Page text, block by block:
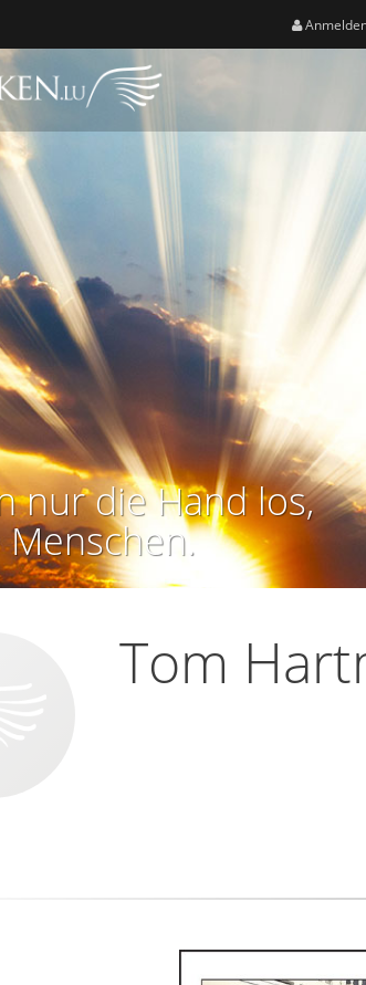
nur die Hand los,
Tom